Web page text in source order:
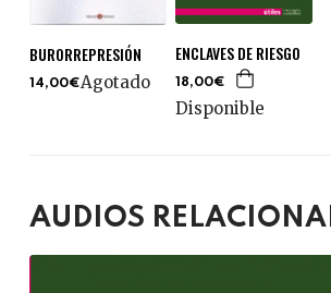
BURORREPRESIÓN
14,00€Agotado
ENCLAVES DE RIESGO
18,00€
Disponible
AUDIOS